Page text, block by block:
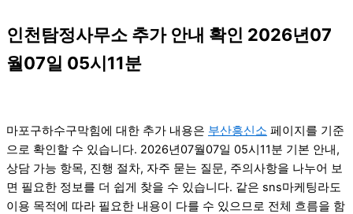
인천탐정사무소 추가 안내 확인 2026년07
월07일 05시11분
마포구하수구막힘에 대한 추가 내용은 부산흥신소 페이지를 기준
으로 확인할 수 있습니다. 2026년07월07일 05시11분 기본 안내,
상담 가능 항목, 진행 절차, 자주 묻는 질문, 주의사항을 나누어 보
면 필요한 정보를 더 쉽게 찾을 수 있습니다. 같은 sns마케팅라도
이용 목적에 따라 필요한 내용이 다를 수 있으므로 전체 흐름을 함